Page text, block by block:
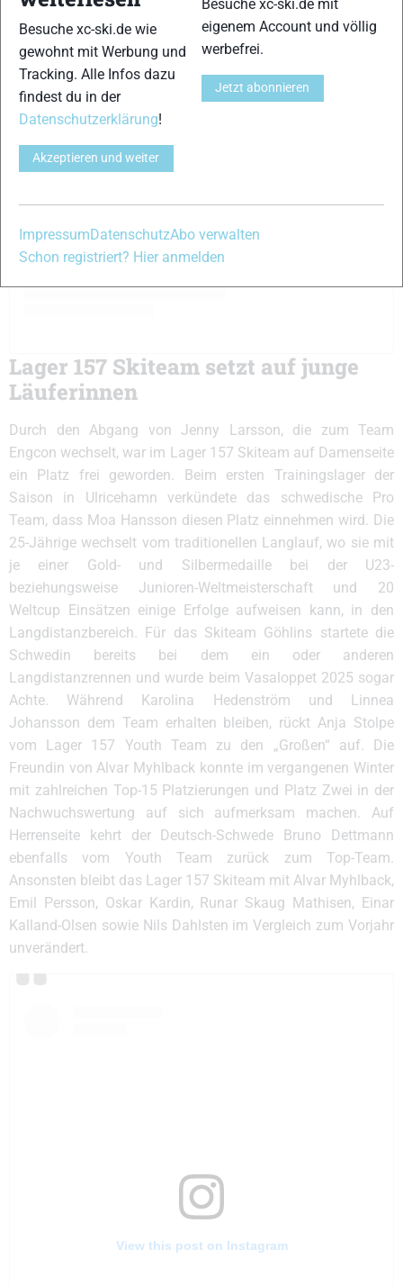
View this post on Instagram
Lager 157 Skiteam setzt auf junge
Läuferinnen
Durch den Abgang von Jenny Larsson, die zum Team
Engcon wechselt, war im Lager 157 Skiteam auf Damenseite
ein Platz frei geworden. Beim ersten Trainingslager der
Saison in Ulricehamn verkündete das schwedische Pro
Team, dass Moa Hansson diesen Platz einnehmen wird. Die
25-Jährige wechselt vom traditionellen Langlauf, wo sie mit
je einer Gold- und Silbermedaille bei der U23-
beziehungsweise Junioren-Weltmeisterschaft und 20
Weltcup Einsätzen einige Erfolge aufweisen kann, in den
Langdistanzbereich. Für das Skiteam Göhlins startete die
Schwedin bereits bei dem ein oder anderen
Langdistanzrennen und wurde beim Vasaloppet 2025 sogar
Achte. Während Karolina Hedenström und Linnea
Johansson dem Team erhalten bleiben, rückt Anja Stolpe
vom Lager 157 Youth Team zu den „Großen“ auf. Die
Freundin von Alvar Myhlback konnte im vergangenen Winter
mit zahlreichen Top-15 Platzierungen und Platz Zwei in der
Nachwuchswertung auf sich aufmerksam machen. Auf
Herrenseite kehrt der Deutsch-Schwede Bruno Dettmann
ebenfalls vom Youth Team zurück zum Top-Team.
Ansonsten bleibt das Lager 157 Skiteam mit Alvar Myhlback,
Emil Persson, Oskar Kardin, Runar Skaug Mathisen, Einar
Kalland-Olsen sowie Nils Dahlsten im Vergleich zum Vorjahr
unverändert.
View this post on Instagram
Besuche xc-ski.de wie
gewohnt mit Werbung und
Tracking. Alle Infos dazu
findest du in der
Datenschutzerklärung!
Akzeptieren und weiter
Besuche xc-ski.de mit
eigenem Account und völlig
werbefrei.
Jetzt abonnieren
Impressum DatenschutzAbo verwalten
Schon registriert? Hier anmelden